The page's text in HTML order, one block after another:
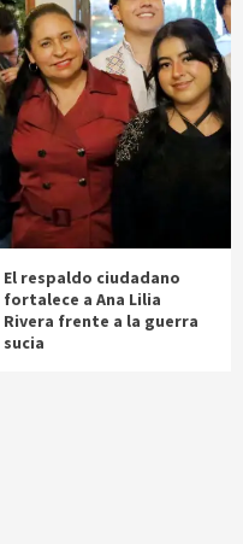
El respaldo ciudadano
fortalece a Ana Lilia
Rivera frente a la guerra
sucia